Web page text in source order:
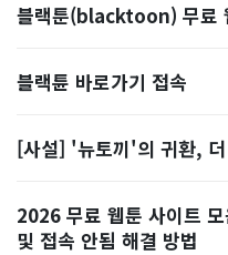
블랙툰(blacktoon) 무료
블랙튠 바로가기 접속
[사설] '뉴토끼'의 귀환,
2026 무료 웹툰 사이트
및 접속 안됨 해결 방법